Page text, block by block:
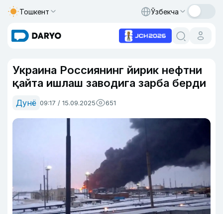
Тошкент Ўзбекча
Украина Россиянинг йирик нефтни
қайта ишлаш заводига зарба берди
Дунё 09:17 / 15.09.2025 651